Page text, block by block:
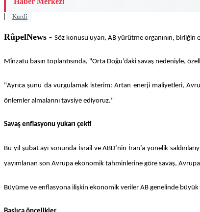
|
Kurdî
RûpelNews - Söz konusu uyarı, AB yürütme organının,
Mînzatu basın toplantısında, "Orta Doğu’daki savaş nedeniyle,
"Ayrıca şunu da vurgulamak isterim: Artan enerji maliyetleri,
önlemler almalarını tavsiye ediyoruz."
Savaş enflasyonu yukarı çekti
Bu yıl şubat ayı sonunda İsrail ve ABD’nin İran’a yönelik
yayımlanan son Avrupa ekonomik tahminlerine göre savaş,
Büyüme ve enflasyona ilişkin ekonomik veriler AB genelinde